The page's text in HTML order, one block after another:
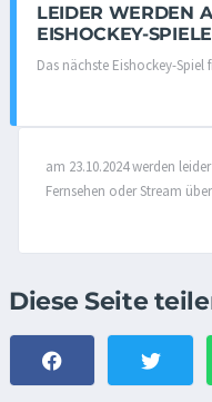
LEIDER WERDEN
EISHOCKEY-
Das nächste Eishockey-Spiel
am 23.10.2024 werden
Fernsehen oder Stream
Diese Seite